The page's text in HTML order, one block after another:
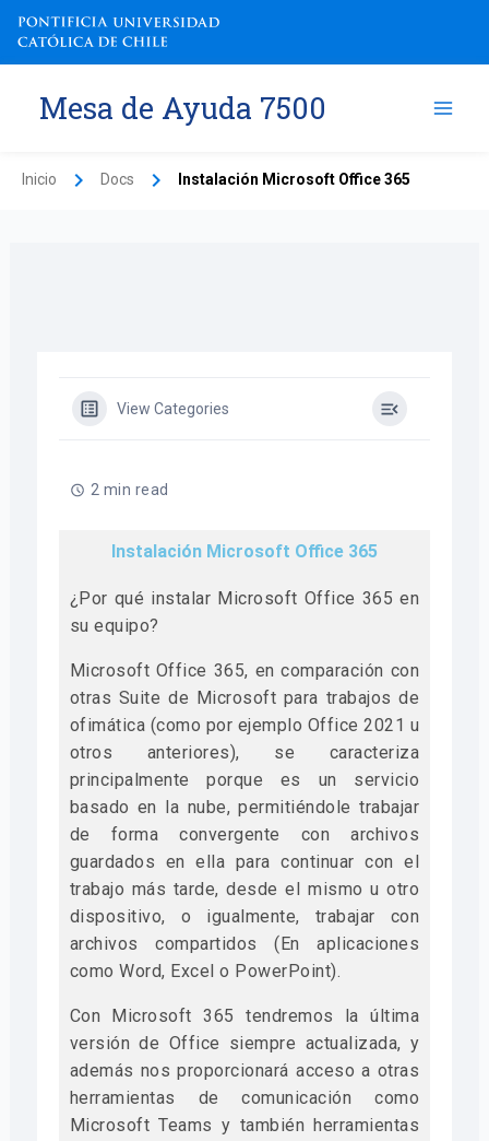
contenido
Mesa de Ayuda 7500
Inicio Docs Instalación Microsoft Office 365
View Categories
2 min read
Instalación Microsoft Office 365
¿Por qué instalar Microsoft Office 365 en
su equipo?
Microsoft Office 365, en comparación con
otras Suite de Microsoft para trabajos de
ofimática (como por ejemplo Office 2021 u
otros anteriores), se caracteriza
principalmente porque es un servicio
basado en la nube, permitiéndole trabajar
de forma convergente con archivos
guardados en ella para continuar con el
trabajo más tarde, desde el mismo u otro
dispositivo, o igualmente, trabajar con
archivos compartidos (En aplicaciones
como Word, Excel o PowerPoint).
Con Microsoft 365 tendremos la última
versión de Office siempre actualizada, y
además nos proporcionará acceso a otras
herramientas de comunicación como
Microsoft Teams y también herramientas